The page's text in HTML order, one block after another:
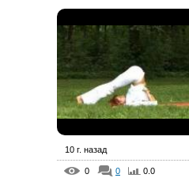
10 г. назад
0 0 0.0